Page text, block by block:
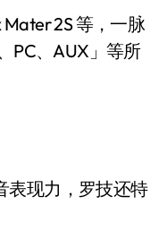
2S 等，一脉
PC、AUX」等所
表现力，罗技还特